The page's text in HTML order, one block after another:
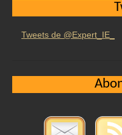
Tweets de @Expert_IE_